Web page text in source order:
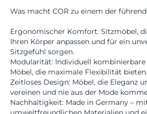
HERSTELLER EVENTS
UNSERE
UNSERE
REFERENZEN
HERSTELLER
EVENTS
MÖBEL
MÖBEL
Was macht COR zu einem der
Ergonomischer Komfort: Sitzmöbel,
Ihren Körper anpassen und für ein
Sitzgefühl sorgen.
Modularität: Individuell
Möbel, die maximale Flexibilität bieten.
Zeitloses Design: Möbel, die Eleganz
vereinen und nie aus der Mode
Nachhaltigkeit: Made in Germany –